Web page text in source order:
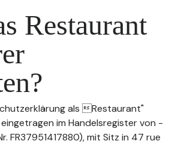
Restaurant
als Restaurant"
im Handelsregister von -
FR37951417880), mit Sitz in 47 rue